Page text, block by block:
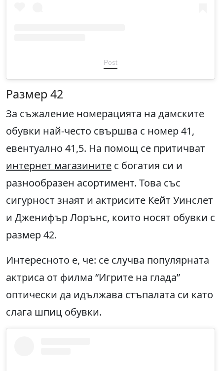
Post
Размер 42
За съжаление номерацията на дамските
обувки най-често свършва с номер 41,
евентуално 41,5. На помощ се притичват
интернет магазините с богатия си и
разнообразен асортимент. Това със
сигурност знаят и актрисите Кейт Уинслет
и Дженифър Лорънс, които носят обувки с
размер 42.
Интересното е, че: се случва популярната
актриса от филма “Игрите на глада”
оптически да идължава стъпалата си като
слага шпиц обувки.